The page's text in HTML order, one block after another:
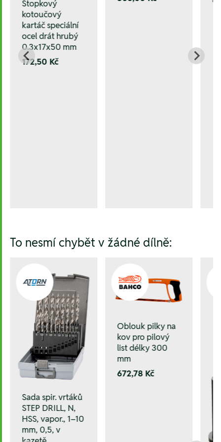
Stopkový
kotoučový
kartáč speciální
ocel drát hrubý
0.3x17x50 mm
172,50 Kč
To nesmí chybět v žádné dílně:
Sada spir. vrtáků
STEP DRILL, N,
HSS, vapor., 1–10
mm, 0,5, v
Oblouk pilky na
kov pro pilový
list délky 300
mm
672,78 Kč